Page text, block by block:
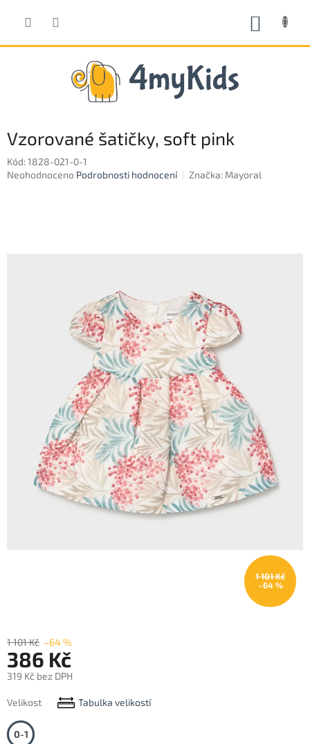
Vzorované šatičky, soft pink
Kód:1828-021-0-1
Průměrné
Neohodnoceno Podrobnosti hodnocení Značka: Mayoral
1 101 Kč
–64 %
1 101 Kč –64 %
386 Kč
319 Kč bez DPH
cena:
Velikost Tabulka velikostí
0-1